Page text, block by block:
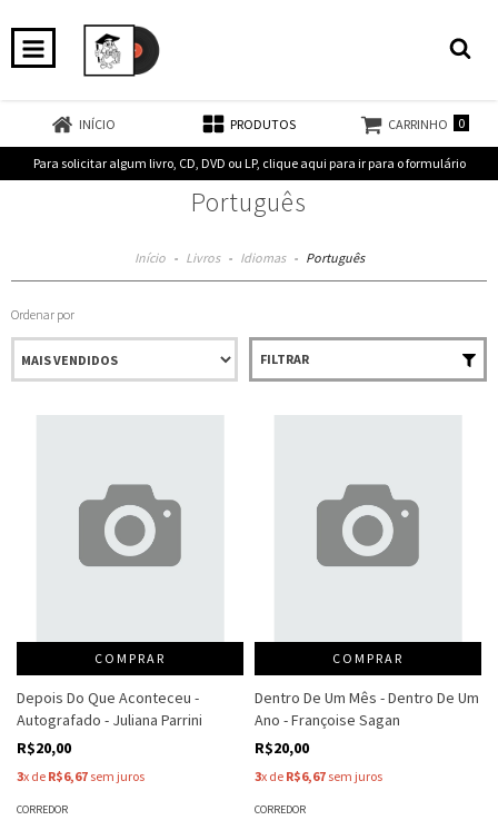
INÍCIO PRODUTOS CARRINHO 0
Para solicitar algum livro, CD, DVD ou LP, clique aqui para ir para o formulário
Português
Início - Livros - Idiomas - Português
Ordenar por
FILTRAR
COMPRAR
Depois Do Que Aconteceu -
Autografado - Juliana Parrini
R$20,00
3x de R$6,67 sem juros
CORREDOR
COMPRAR
Dentro De Um Mês - Dentro De Um
Ano - Françoise Sagan
R$20,00
3x de R$6,67 sem juros
CORREDOR